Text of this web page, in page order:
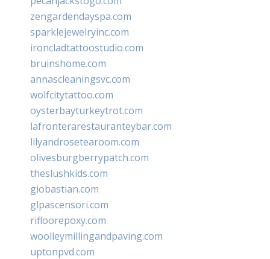
zengardendayspa.com
sparklejewelryinc.com
ironcladtattoostudio.com
bruinshome.com
annascleaningsvc.com
wolfcitytattoo.com
oysterbayturkeytrot.com
lafronterarestauranteybar.com
lilyandrosetearoom.com
olivesburgberrypatch.com
theslushkids.com
giobastian.com
glpascensori.com
rifloorepoxy.com
woolleymillingandpaving.com
uptonpvd.com